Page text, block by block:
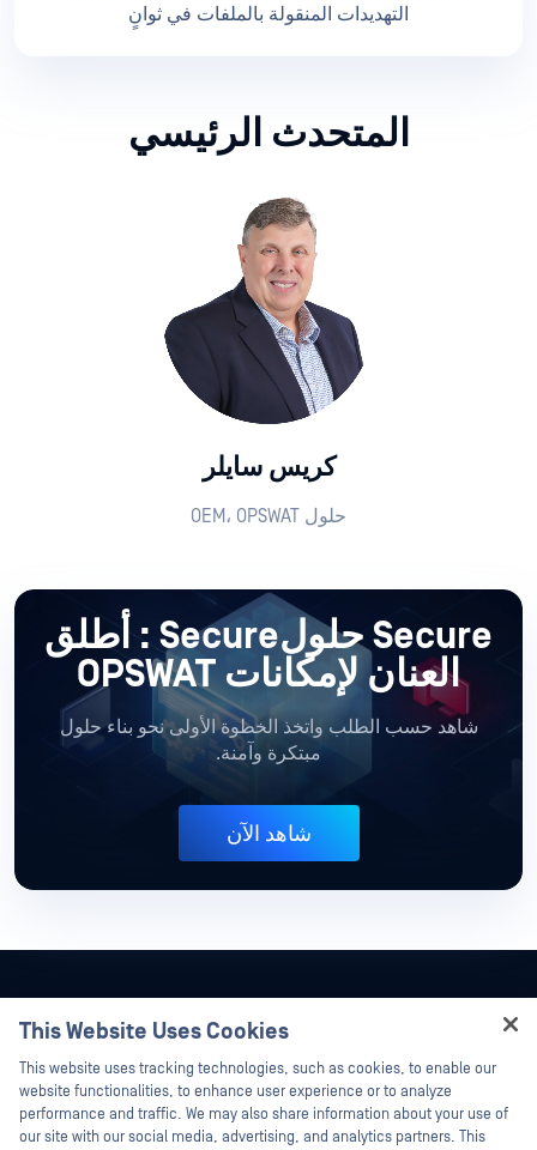
التهديدات المنقولة بالملفات في ثوانٍ
المتحدث الرئيسي
كريس سايلر
حلول OEM، OPSWAT
Secure حلولSecure : أطلق
العنان لإمكانات OPSWAT
شاهد حسب الطلب واتخذ الخطوة الأولى نحو بناء حلول
مبتكرة وآمنة.
شاهد الآن
This Website Uses Cookies
This website uses tracking technologies, such as cookies, to enable our
website functionalities, to enhance user experience or to analyze
performance and traffic. We may also share information about your use of
our site with our social media, advertising, and analytics partners. This
Hey there!
I'm Ozzy, your OPSWAT virtual assistant.
How can I help you secure what's critical
today?